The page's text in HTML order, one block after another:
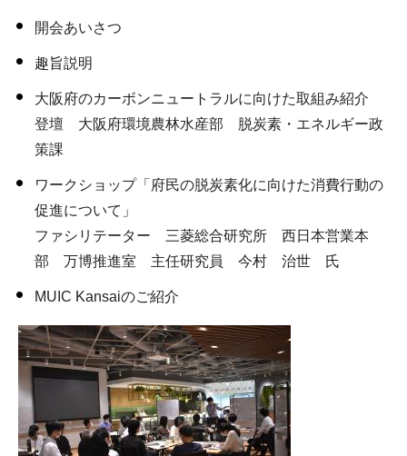
開会あいさつ
趣旨説明
大阪府のカーボンニュートラルに向けた取組み紹介
登壇 大阪府環境農林水産部 脱炭素・エネルギー政
策課
ワークショップ「府民の脱炭素化に向けた消費行動の
促進について」
ファシリテーター 三菱総合研究所 西日本営業本
部 万博推進室 主任研究員 今村 治世 氏
MUIC Kansaiのご紹介